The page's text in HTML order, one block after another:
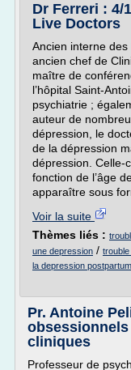
Dr Ferreri : 4/
Live Doctors
Ancien interne des
ancien chef de
maître de
l’hôpital Saint-
psychiatrie ;
auteur de
dépression, le
de la dépression
dépression. Celle-
fonction de l’âge
apparaître sous
Voir la suite
Thèmes liés :
une depression /
la depression postpartum
Pr. Antoine
cliniques
Professeur de